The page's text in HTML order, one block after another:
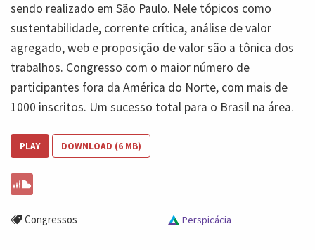
sendo realizado em São Paulo. Nele tópicos como
sustentabilidade, corrente crítica, análise de valor
agregado, web e proposição de valor são a tônica dos
trabalhos. Congresso com o maior número de
participantes fora da América do Norte, com mais de
1000 inscritos. Um sucesso total para o Brasil na área.
PLAY DOWNLOAD (6 MB)
Congressos Perspicácia